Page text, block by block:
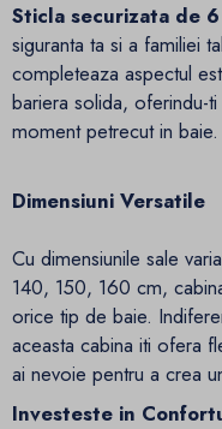
Sticla securizata de 6
siguranta ta si a familiei
completeaza aspectul
bariera solida, oferindu-
moment petrecut in baie.
Dimensiuni Versatile
Cu dimensiunile sale
140, 150, 160 cm,
orice tip de baie.
aceasta cabina iti ofera
ai nevoie pentru a crea
Investeste in